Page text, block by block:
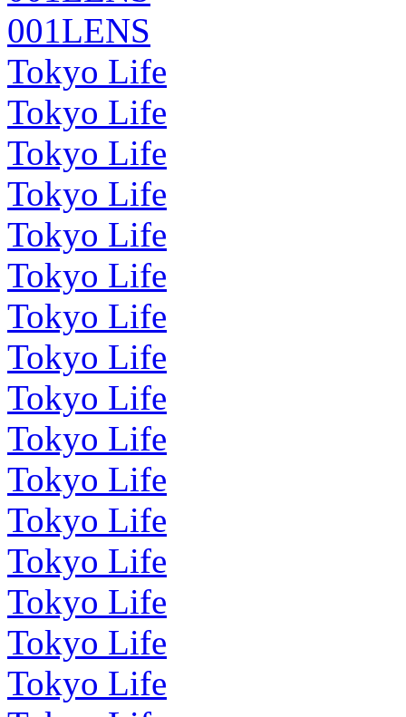
001LENS
Tokyo Life
Tokyo Life
Tokyo Life
Tokyo Life
Tokyo Life
Tokyo Life
Tokyo Life
Tokyo Life
Tokyo Life
Tokyo Life
Tokyo Life
Tokyo Life
Tokyo Life
Tokyo Life
Tokyo Life
Tokyo Life